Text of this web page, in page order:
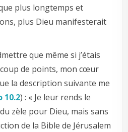
plus longtemps et
plus Dieu manifesterait
que même si j’étais
de points, mon cœur
la description suivante me
10.2) : « Je leur rends le
zèle pour Dieu, mais sans
de la Bible de Jérusalem